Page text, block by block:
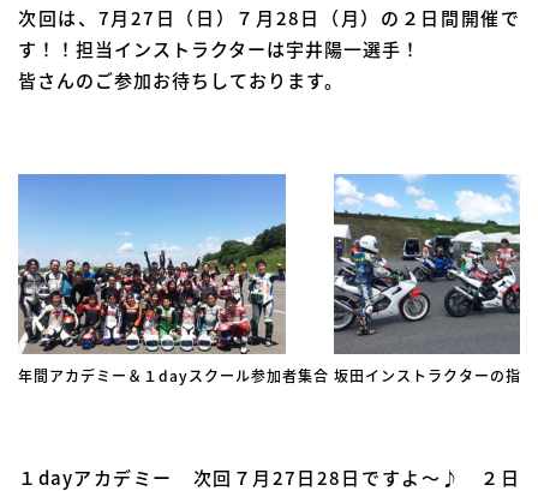
次回は、7月27日（日）７月28日（月）の２日間開催で
す！！担当インストラクターは宇井陽一選手！
皆さんのご参加お待ちしております。
年間アカデミー＆１dayスクール参加者集合 坂田インストラクターの指
１dayアカデミー 次回７月27日28日ですよ～♪ ２日